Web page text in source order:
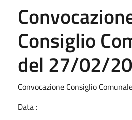
Consiglio
del 27/02/
Convocazione Consiglio
Data :